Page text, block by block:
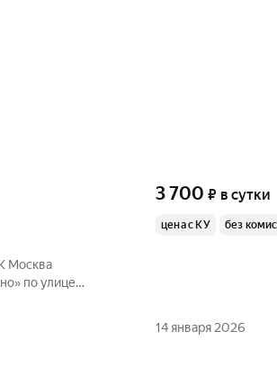
Москва
по улице
3 700 ₽ в сутки
цена с КУ без
14 января 2026